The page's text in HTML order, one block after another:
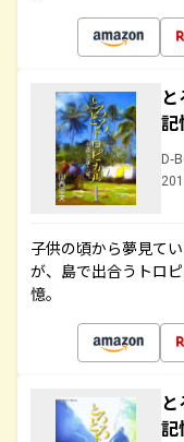
D-
子供の頃から夢見て
が、島で出合うトロ
憶。